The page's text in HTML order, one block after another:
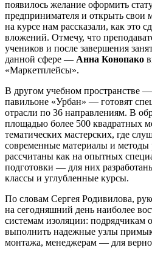
появилось желание оформить
предпринимателя и открыть свои
на курсе нам рассказали, как это
вложений. Отмечу, что
учеников и после завершения
данной сфере — Анна Конопако
«Маркетплейсы».
В другом учебном пространстве
павильоне «Урбан» — готовят
отрасли по 36 направлениям. В
площадью более 500 квадратных
тематических мастерских, где
современные материалы и
рассчитаны как на опытных
подготовки — для них
классы и углубленные курсы.
По словам Сергея Родивилова,
на сегодняшний день наиболее
системам изоляции: подрядчикам
выполнить надежные узлы
монтажа, менеджерам — для